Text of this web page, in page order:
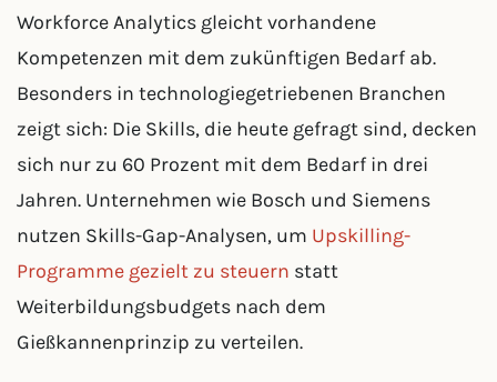
Workforce Analytics gleicht vorhandene
Kompetenzen mit dem zukünftigen Bedarf ab.
Besonders in technologiegetriebenen Branchen
zeigt sich: Die Skills, die heute gefragt sind, decken
sich nur zu 60 Prozent mit dem Bedarf in drei
Jahren. Unternehmen wie Bosch und Siemens
nutzen Skills-Gap-Analysen, um Upskilling-
Programme gezielt zu steuern statt
Weiterbildungsbudgets nach dem
Gießkannenprinzip zu verteilen.